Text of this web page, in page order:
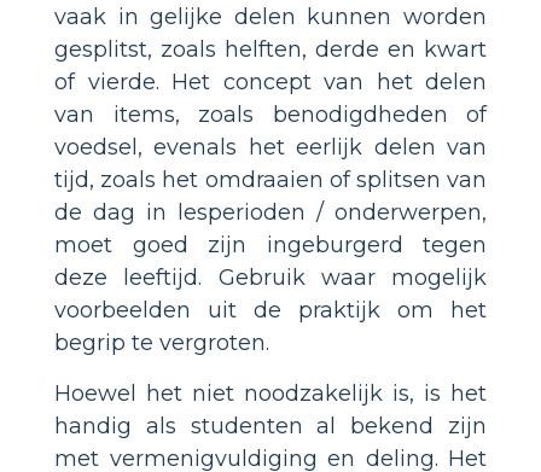
vaak in gelijke delen kunnen worden
gesplitst, zoals helften, derde en kwart
of vierde. Het concept van het delen
van items, zoals benodigdheden of
voedsel, evenals het eerlijk delen van
tijd, zoals het omdraaien of splitsen van
de dag in lesperioden / onderwerpen,
moet goed zijn ingeburgerd tegen
deze leeftijd. Gebruik waar mogelijk
voorbeelden uit de praktijk om het
begrip te vergroten.
Hoewel het niet noodzakelijk is, is het
handig als studenten al bekend zijn
met vermenigvuldiging en deling. Het